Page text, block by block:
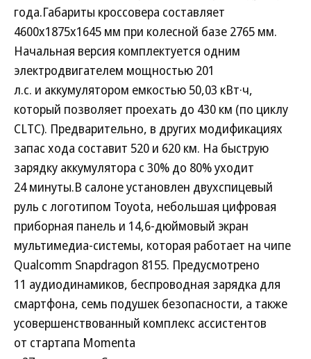
года.Габариты кроссовера составляет
4600х1875х1645 мм при колесной базе 2765 мм.
Начальная версия комплектуется одним
электродвигателем мощностью 201
л.с. и аккумулятором емкостью 50,03 кВт·ч,
который позволяет проехать до 430 км (по циклу
CLTC). Предварительно, в других модификациях
запас хода составит 520 и 620 км. На быструю
зарядку аккумулятора с 30% до 80% уходит
24 минуты.В салоне установлен двухспицевый
руль с логотипом Toyota, небольшая цифровая
приборная панель и 14,6-дюймовый экран
мультимедиа-системы, которая работает на чипе
Qualcomm Snapdragon 8155. Предусмотрено
11 аудиодинамиков, беспроводная зарядка для
смартфона, семь подушек безопасности, а также
усовершенствованный комплекс ассистентов
от стартапа Momenta